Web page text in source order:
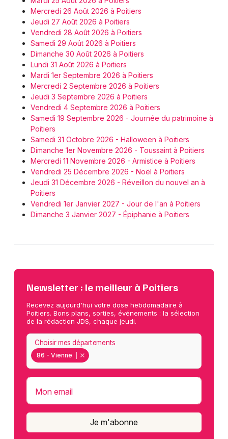
Mercredi 26 Août 2026 à Poitiers
Jeudi 27 Août 2026 à Poitiers
Vendredi 28 Août 2026 à Poitiers
Samedi 29 Août 2026 à Poitiers
Dimanche 30 Août 2026 à Poitiers
Lundi 31 Août 2026 à Poitiers
Mardi 1er Septembre 2026 à Poitiers
Mercredi 2 Septembre 2026 à Poitiers
Jeudi 3 Septembre 2026 à Poitiers
Vendredi 4 Septembre 2026 à Poitiers
Samedi 19 Septembre 2026 - Journée du patrimoine à
Poitiers
Samedi 31 Octobre 2026 - Halloween à Poitiers
Dimanche 1er Novembre 2026 - Toussaint à Poitiers
Mercredi 11 Novembre 2026 - Armistice à Poitiers
Vendredi 25 Décembre 2026 - Noël à Poitiers
Jeudi 31 Décembre 2026 - Réveillon du nouvel an à
Poitiers
Vendredi 1er Janvier 2027 - Jour de l'an à Poitiers
Dimanche 3 Janvier 2027 - Épiphanie à Poitiers
Newsletter : le meilleur à Poitiers
Recevez aujourd'hui votre dose hebdomadaire à
Poitiers. Bons plans, sorties, événements : la sélection
de la rédaction JDS, chaque jeudi.
86 - Vienne
Choisir mes départements
Mon email
Je m'abonne